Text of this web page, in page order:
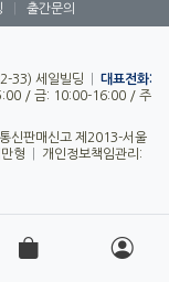
출간문의
33) 세일빌딩
대표전화:
/ 금: 10:00-16:00 / 주
통신판매신고 제2013-서울
형
개인정보책임관리: